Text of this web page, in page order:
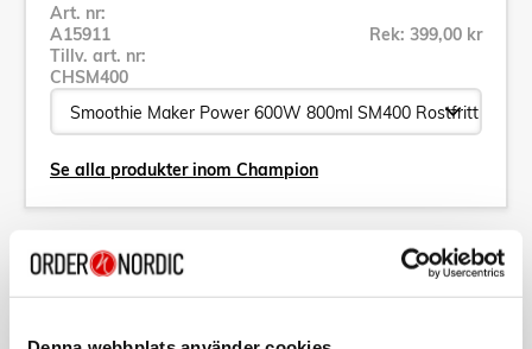
Art. nr:
A15911
Tillv. art. nr:
CHSM400
Rek: 399,00 kr
Se alla produkter inom Champion
Specifikation
Beskrivning